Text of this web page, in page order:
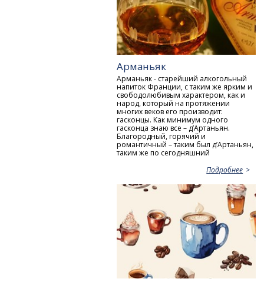
Арманьяк
Арманьяк - старейший алкогольный
напиток Франции, с таким же ярким и
свободолюбивым характером, как и
народ, который на протяжении
многих веков его производит:
гасконцы. Как минимум одного
гасконца знаю все – д’Артаньян.
Благородный, горячий и
романтичный – таким был д’Артаньян,
таким же по сегодняшний
Подробнее